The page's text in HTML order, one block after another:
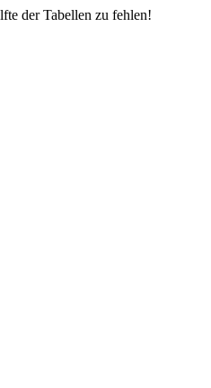
der Tabellen zu fehlen!